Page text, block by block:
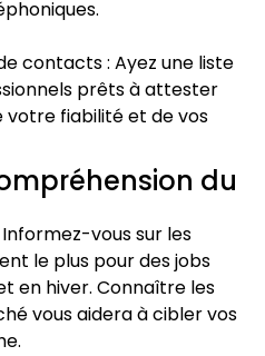
contacts : Ayez une liste
prêts à attester
votre fiabilité et de vos
du
vous sur les
le plus pour des jobs
en hiver. Connaître les
vous aidera à cibler vos